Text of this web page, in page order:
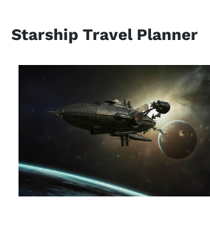
Starship Travel Planner